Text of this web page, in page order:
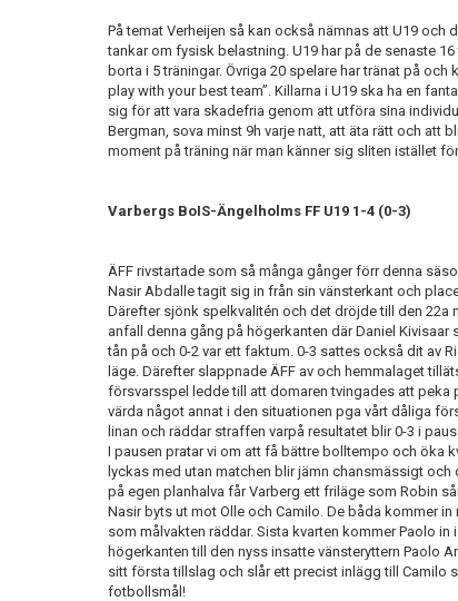
På temat Verheijen så kan också nämnas att U19
tankar om fysisk belastning. U19 har på de senaste
borta i 5 träningar. Övriga 20 spelare har tränat på
play with your best team”. Killarna i U19 ska ha en
sig för att vara skadefria genom att utföra sina
Bergman, sova minst 9h varje natt, att äta rätt och att
moment på träning när man känner sig sliten istället
Varbergs BoIS-Ängelholms FF U19 1-4 (0-3)
ÄFF rivstartade som så många gånger förr denna
Nasir Abdalle tagit sig in från sin vänsterkant och
Därefter sjönk spelkvalitén och det dröjde till den
anfall denna gång på högerkanten där Daniel
tån på och 0-2 var ett faktum. 0-3 sattes också dit av
läge. Därefter slappnade ÄFF av och hemmalaget
försvarsspel ledde till att domaren tvingades att peka
värda något annat i den situationen pga vårt dåliga
linan och räddar straffen varpå resultatet blir 0-3 i
I pausen pratar vi om att få bättre bolltempo och öka
lyckas med utan matchen blir jämn chansmässigt
på egen planhalva får Varberg ett friläge som Robin
Nasir byts ut mot Olle och Camilo. De båda kommer
som målvakten räddar. Sista kvarten kommer Paolo
högerkanten till den nyss insatte vänsteryttern Paolo
sitt första tillslag och slår ett precist inlägg till Camilo
fotbollsmål!